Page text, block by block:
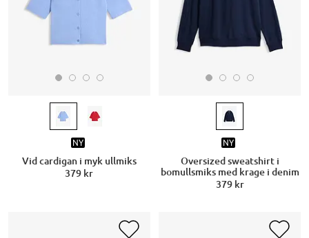
NY
Vid cardigan i myk ullmiks
379 kr
NY
Oversized sweatshirt i
bomullsmiks med krage i denim
379 kr